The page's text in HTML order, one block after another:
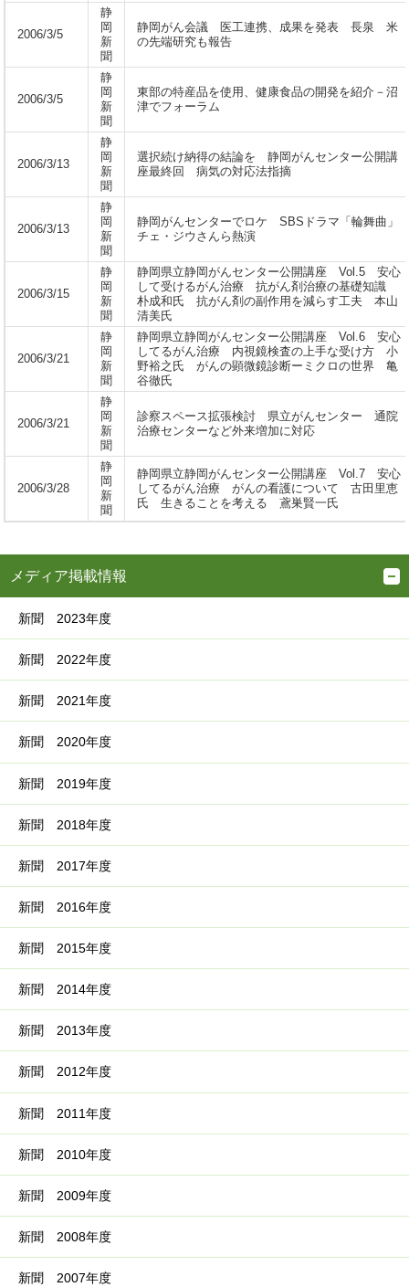
2006/3/5
静
岡
新
聞
静岡がん会議 医工連携、成果を発表 長泉 米
の先端研究も報告
2006/3/5
静
岡
新
聞
東部の特産品を使用、健康食品の開発を紹介－沼
津でフォーラム
2006/3/13
静
岡
新
聞
選択続け納得の結論を 静岡がんセンター公開講
座最終回 病気の対応法指摘
2006/3/13
静
岡
新
聞
静岡がんセンターでロケ SBSドラマ「輪舞曲」
チェ・ジウさんら熱演
2006/3/15
静
岡
新
聞
静岡県立静岡がんセンター公開講座 Vol.5 安心
して受けるがん治療 抗がん剤治療の基礎知識
朴成和氏 抗がん剤の副作用を減らす工夫 本山
清美氏
2006/3/21
静
岡
新
聞
静岡県立静岡がんセンター公開講座 Vol.6 安心
してるがん治療 内視鏡検査の上手な受け方 小
野裕之氏 がんの顕微鏡診断ーミクロの世界 亀
谷徹氏
2006/3/21
静
岡
新
聞
診察スペース拡張検討 県立がんセンター 通院
治療センターなど外来増加に対応
2006/3/28
静
岡
新
聞
静岡県立静岡がんセンター公開講座 Vol.7 安心
してるがん治療 がんの看護について 古田里恵
氏 生きることを考える 鳶巣賢一氏
メディア掲載情報
新聞 2023年度
新聞 2022年度
新聞 2021年度
新聞 2020年度
新聞 2019年度
新聞 2018年度
新聞 2017年度
新聞 2016年度
新聞 2015年度
新聞 2014年度
新聞 2013年度
新聞 2012年度
新聞 2011年度
新聞 2010年度
新聞 2009年度
新聞 2008年度
新聞 2007年度